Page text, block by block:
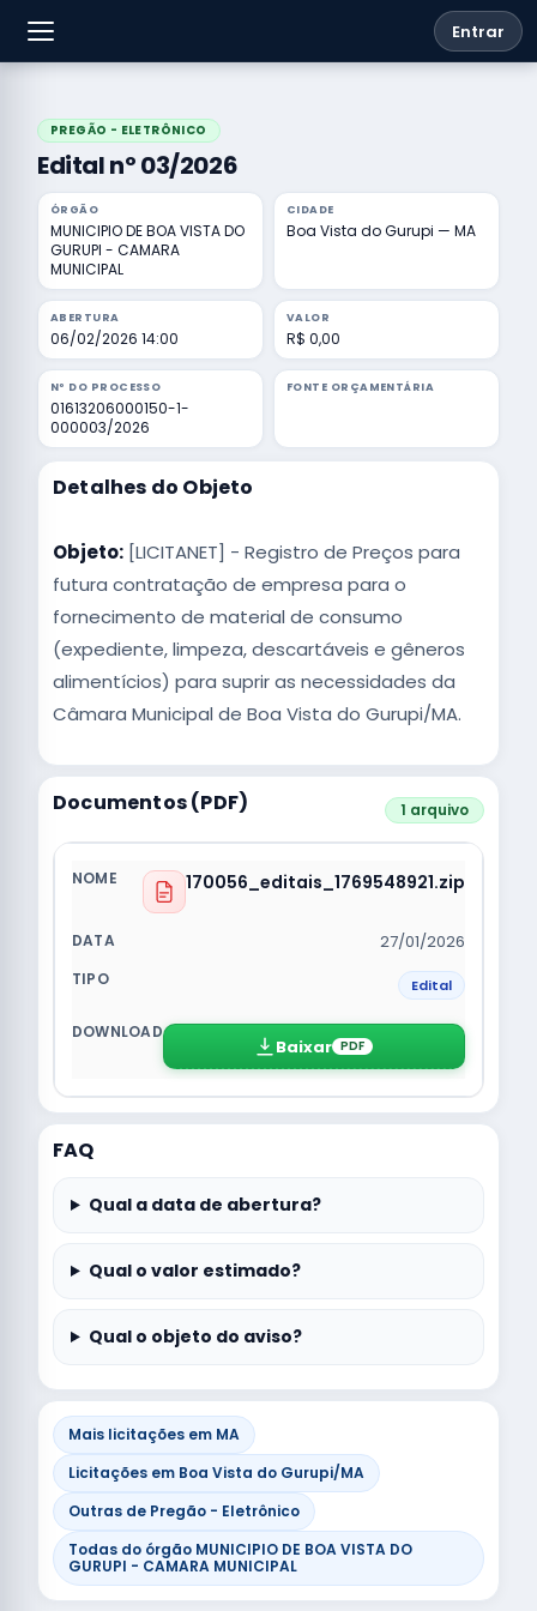
Entrar
PREGÃO - ELETRÔNICO
Edital nº 03/2026
ÓRGÃO
MUNICIPIO DE BOA VISTA DO
GURUPI - CAMARA
MUNICIPAL
CIDADE
Boa Vista do Gurupi — MA
ABERTURA
06/02/2026 14:00
VALOR
R$ 0,00
Nº DO PROCESSO
01613206000150-1-
000003/2026
FONTE ORÇAMENTÁRIA
Detalhes do Objeto
Objeto: [LICITANET] - Registro de Preços para
futura contratação de empresa para o
fornecimento de material de consumo
(expediente, limpeza, descartáveis e gêneros
alimentícios) para suprir as necessidades da
Câmara Municipal de Boa Vista do Gurupi/MA.
Documentos (PDF) 1 arquivo
170056_editais_1769548921.zip
27/01/2026
Edital
Baixar PDF
FAQ
Qual a data de abertura?
Qual o valor estimado?
Qual o objeto do aviso?
Mais licitações em MA
Licitações em Boa Vista do Gurupi/MA
Outras de Pregão - Eletrônico
Todas do órgão MUNICIPIO DE BOA VISTA DO
GURUPI - CAMARA MUNICIPAL